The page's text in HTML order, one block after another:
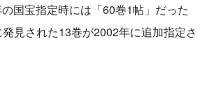
国宝指定時には「60巻1帖」だった
見された13巻が2002年に追加指定さ